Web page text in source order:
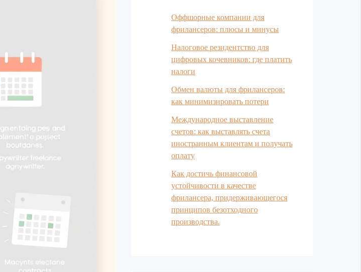
Оффшорные компании для
фрилансеров: плюсы и минусы
Налоговое резидентство для
цифровых кочевников: где платить
налоги
Обмен валюты для фрилансеров:
как минимизировать потери
Международное выставление
счетов: как выставлять счета
иностранным клиентам и получать
оплату
Как достичь финансовой
устойчивости в качестве
фрилансера, придерживающегося
принципов безотходного
производства.